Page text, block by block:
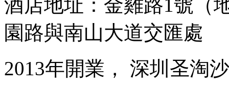
酒店地址：金雞路1號（
園路與南山大道交匯處
2013年開業， 深圳圣